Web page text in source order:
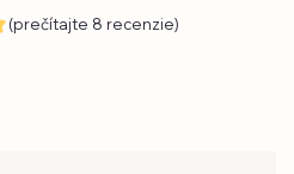
(prečítajte 8 recenzie)